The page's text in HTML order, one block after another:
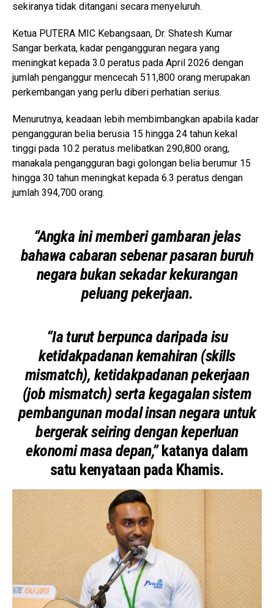
sekiranya tidak ditangani secara menyeluruh.
Ketua PUTERA MIC Kebangsaan, Dr. Shatesh Kumar
Sangar berkata, kadar pengangguran negara yang
meningkat kepada 3.0 peratus pada April 2026 dengan
jumlah penganggur mencecah 511,800 orang merupakan
perkembangan yang perlu diberi perhatian serius.
Menurutnya, keadaan lebih membimbangkan apabila kadar
pengangguran belia berusia 15 hingga 24 tahun kekal
tinggi pada 10.2 peratus melibatkan 290,800 orang,
manakala pengangguran bagi golongan belia berumur 15
hingga 30 tahun meningkat kepada 6.3 peratus dengan
jumlah 394,700 orang.
“Angka ini memberi gambaran jelas
bahawa cabaran sebenar pasaran buruh
negara bukan sekadar kekurangan
peluang pekerjaan.
“Ia turut berpunca daripada isu
ketidakpadanan kemahiran (skills
mismatch), ketidakpadanan pekerjaan
(job mismatch) serta kegagalan sistem
pembangunan modal insan negara untuk
bergerak seiring dengan keperluan
ekonomi masa depan,”katanya dalam
satu kenyataan pada Khamis.